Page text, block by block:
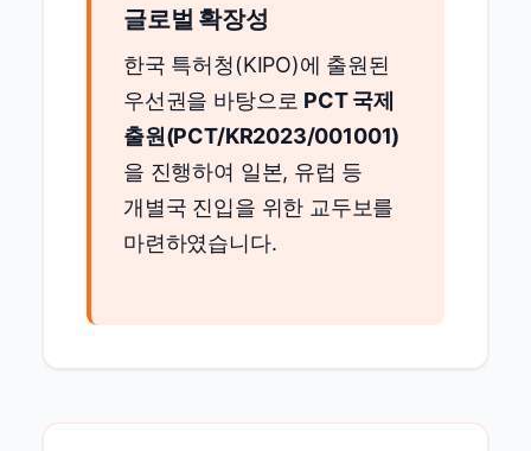
글로벌 확장성
한국 특허청(KIPO)에 출원된
우선권을 바탕으로 PCT 국제
출원(PCT/KR2023/001001)
을 진행하여 일본, 유럽 등
개별국 진입을 위한 교두보를
마련하였습니다.